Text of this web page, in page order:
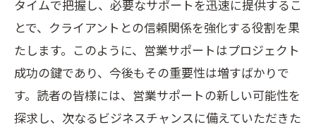
常識に迫る
プロジェクト支援の新常識としての営業
サポート
営業サポートが変革するプロジェクトマ
ネジメント
タイムで把握し、必要なサポートを迅速に提供するこ
とで、クライアントとの信頼関係を強化する役割を果
たします。このように、営業サポートはプロジェクト
成功の鍵であり、今後もその重要性は増すばかりで
す。読者の皆様には、営業サポートの新しい可能性を
探求し、次なるビジネスチャンスに備えていただきた